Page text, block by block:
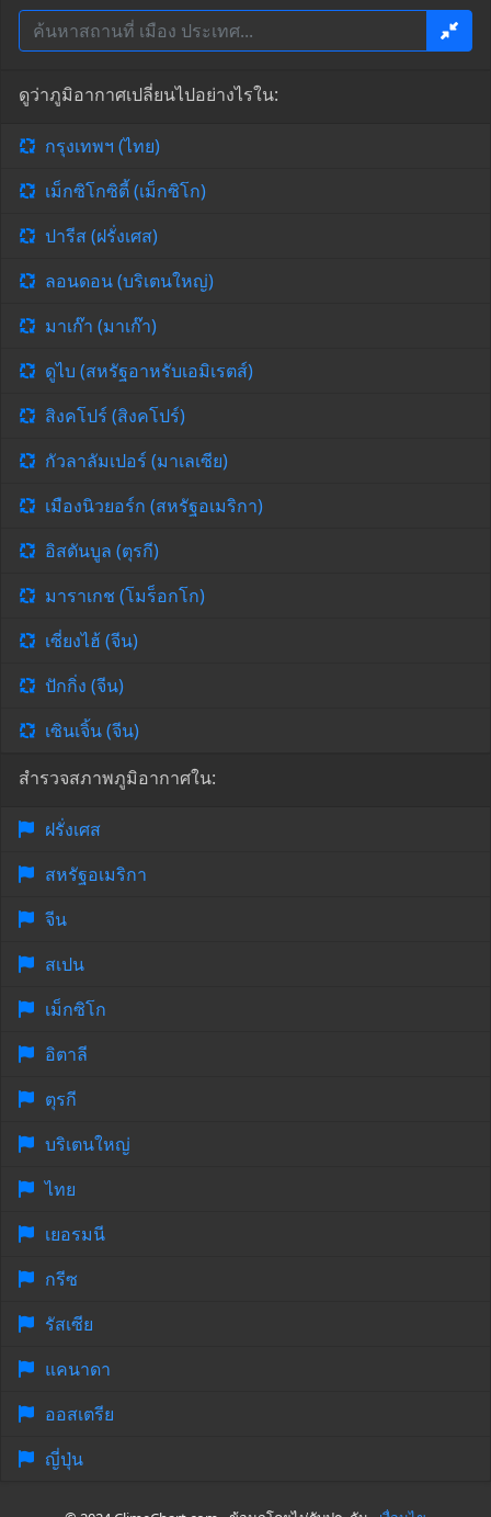
ดูว่าภูมิอากาศเปลี่ยนไปอย่างไรใน:
กรุงเทพฯ (ไทย)
เม็กซิโกซิตี้ (เม็กซิโก)
ปารีส (ฝรั่งเศส)
ลอนดอน (บริเตนใหญ่)
มาเก๊า (มาเก๊า)
ดูไบ (สหรัฐอาหรับเอมิเรตส์)
สิงคโปร์ (สิงคโปร์)
กัวลาลัมเปอร์ (มาเลเซีย)
เมืองนิวยอร์ก (สหรัฐอเมริกา)
อิสตันบูล (ตุรกี)
มาราเกช (โมร็อกโก)
เซี่ยงไฮ้ (จีน)
ปักกิ่ง (จีน)
เซินเจิ้น (จีน)
สำรวจสภาพภูมิอากาศใน:
ฝรั่งเศส
สหรัฐอเมริกา
จีน
สเปน
เม็กซิโก
อิตาลี
ตุรกี
บริเตนใหญ่
ไทย
เยอรมนี
กรีซ
รัสเซีย
แคนาดา
ออสเตรีย
ญี่ปุ่น